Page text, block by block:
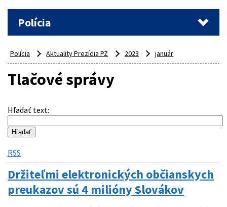
Polícia
Polícia Aktuality Prezídia PZ 2023 január
Tlačové správy
Hľadať text:
RSS
Držiteľmi elektronických občianskych
preukazov sú 4 milióny Slovákov